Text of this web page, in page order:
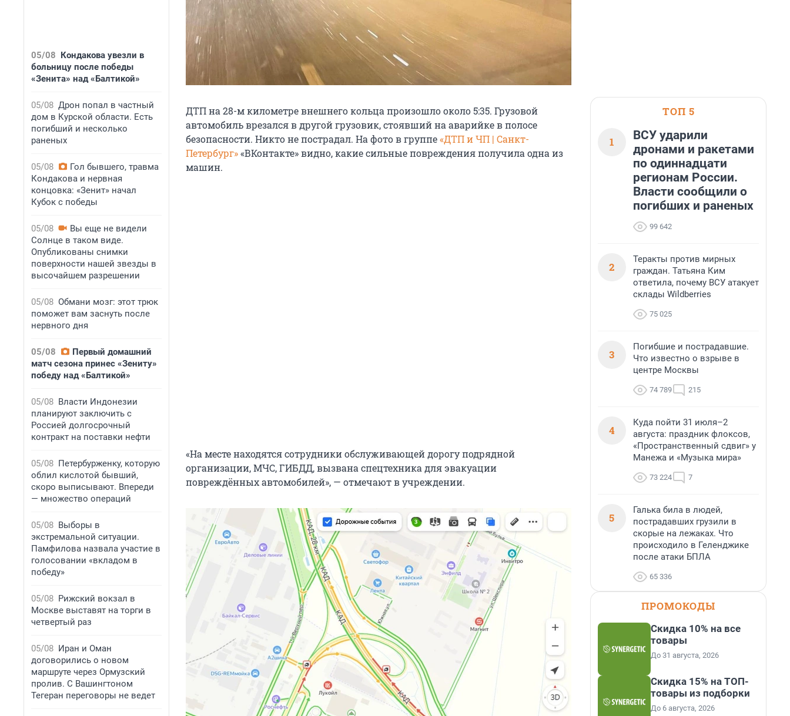
05/08 Кондакова увезли в
больницу после победы
«Зенита» над «Балтикой»
05/08 Дрон попал в частный
дом в Курской области. Есть
погибший и несколько
раненых
05/08
Гол бывшего, травма
Кондакова и нервная
концовка: «Зенит» начал
Кубок с победы
05/08
Вы еще не видели
Солнце в таком виде.
Опубликованы снимки
поверхности нашей звезды в
высочайшем разрешении
05/08 Обмани мозг: этот трюк
поможет вам заснуть после
нервного дня
05/08
Первый домашний
матч сезона принес «Зениту»
победу над «Балтикой»
05/08 Власти Индонезии
планируют заключить с
Россией долгосрочный
контракт на поставки нефти
05/08 Петербурженку, которую
облил кислотой бывший,
скоро выписывают. Впереди
— множество операций
05/08 Выборы в
экстремальной ситуации.
Памфилова назвала участие в
голосовании «вкладом в
победу»
05/08 Рижский вокзал в
Москве выставят на торги в
четвертый раз
05/08 Иран и Оман
договорились о новом
маршруте через Ормузский
пролив. С Вашингтоном
Тегеран переговоры не ведет
ДТП на 28-м километре внешнего кольца произошло около 5:35. Грузовой
автомобиль врезался в другой грузовик, стоявший на аварийке в полосе
безопасности. Никто не пострадал. На фото в группе«ДТП и ЧП | Санкт-
Петербург»«ВКонтакте» видно, какие сильные повреждения получила одна из
машин.
«На месте находятся сотрудники обслуживающей дорогу подрядной
организации, МЧС, ГИБДД, вызвана спецтехника для эвакуации
повреждённых автомобилей», — отмечают в учреждении.
ТОП 5
1
ВСУ ударили
дронами и ракетами
по одиннадцати
регионам России.
Власти сообщили о
погибших и раненых
99 642
2
Теракты против мирных
граждан. Татьяна Ким
ответила, почему ВСУ атакует
склады Wildberries
75 025
3
Погибшие и пострадавшие.
Что известно о взрыве в
центре Москвы
74 789 215
4
Куда пойти 31 июля–2
августа: праздник флоксов,
«Пространственный сдвиг» у
Манежа и «Музыка мира»
73 224 7
5
Галька била в людей,
пострадавших грузили в
скорые на лежаках. Что
происходило в Геленджике
после атаки БПЛА
65 336
ПРОМОКОДЫ
Скидка 10% на все
товары
До 31 августа, 2026
Скидка 15% на ТОП-
товары из подборки
До 6 августа, 2026